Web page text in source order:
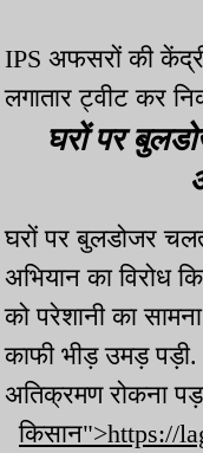
IPS अफसरों की
लगातार ट्वीट कर
घरों पर
घरों पर बुलडोजर
अभियान का विरोध
को परेशानी का
काफी भीड़ उमड़
अतिक्रमण रोकना
किसान">https://